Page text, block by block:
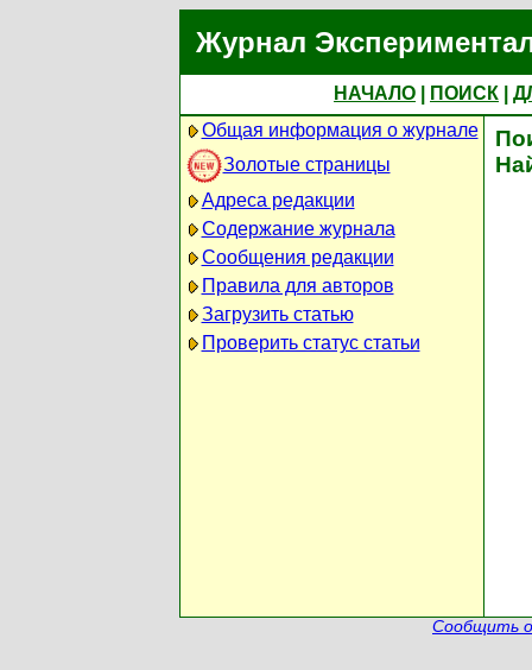
Журнал
НАЧАЛО ПОИСК
Общая информация о журнале
Золотые страницы
Адреса редакции
Содержание журнала
Сообщения редакции
Правила для авторов
Загрузить статью
Проверить статус статьи
Сообщить о